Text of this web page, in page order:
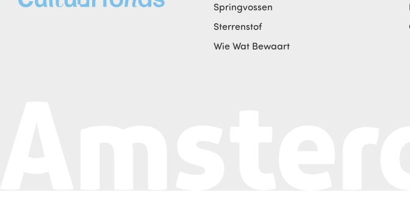
Springvossen
Sterrenstof
Wie Wat Bewaart